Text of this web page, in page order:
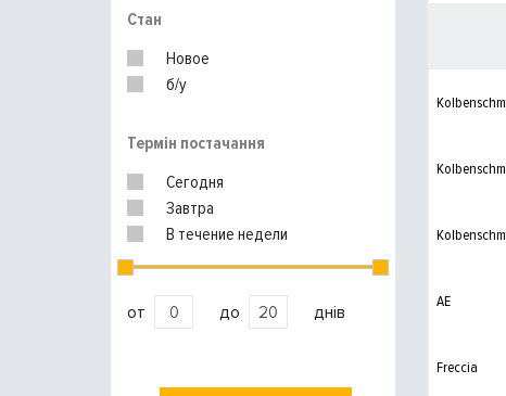
Стан
Новое
б/у
Термін постачання
Сегодня
Завтра
В течение недели
от до днів AE
Freccia